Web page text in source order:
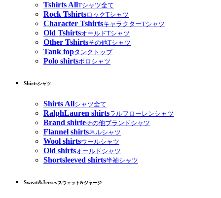
Tshirts AllTシャツ全て
Rock TshirtsロックTシャツ
Character TshirtsキャラクターTシャツ
Old TshirtsオールドTシャツ
Other Tshirtsその他Tシャツ
Tank topタンクトップ
Polo shirtsポロシャツ
Shirtsシャツ
Shirts Allシャツ全て
RalphLauren shirtsラルフローレンシャツ
Brand shirteその他ブランドシャツ
Flannel shirtsネルシャツ
Wool shirtsウールシャツ
Old shirtsオールドシャツ
Shortsleeved shirts半袖シャツ
Sweat&Jerseyスウェット&ジャージ